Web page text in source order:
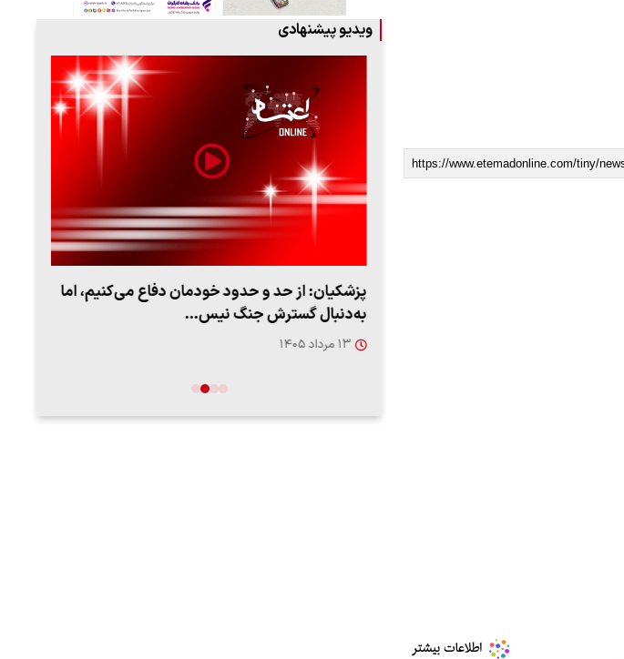
ویدیو پیشنهادی
پزشکیان: از حد و حدود خودمان دفاع می‌کنیم، اما
به‌دنبال گسترش جنگ نیس…
۱۳ مرداد ۱۴۰۵